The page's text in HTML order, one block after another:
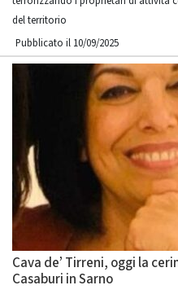
del territorio
Pubblicato il 10/09/2025
Cava de’ Tirreni, oggi la
Casaburi in Sarno